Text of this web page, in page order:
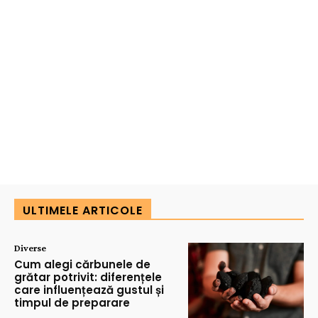
ULTIMELE ARTICOLE
Diverse
Cum alegi cărbunele de
grătar potrivit: diferențele
care influențează gustul și
timpul de preparare